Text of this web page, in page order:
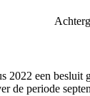
een
de periode